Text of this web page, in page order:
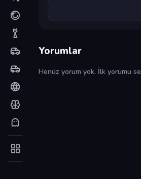
Yorumlar
Henüz yorum yok. İlk yorumu